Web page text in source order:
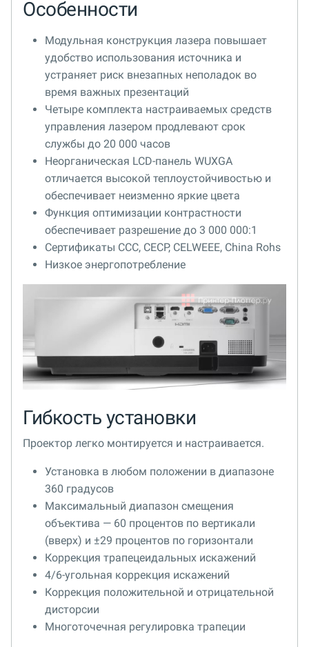
Особенности
Модульная конструкция лазера повышает
удобство использования источника и
устраняет риск внезапных неполадок во
время важных презентаций
Четыре комплекта настраиваемых средств
управления лазером продлевают срок
службы до 20 000 часов
Неорганическая LCD-панель WUXGA
отличается высокой теплоустойчивостью и
обеспечивает неизменно яркие цвета
Функция оптимизации контрастности
обеспечивает разрешение до 3 000 000:1
Сертификаты CCC, CECP, CELWEEE, China Rohs
Низкое энергопотребление
Гибкость установки
Проектор легко монтируется и настраивается.
Установка в любом положении в диапазоне
360 градусов
Максимальный диапазон смещения
объектива — 60 процентов по вертикали
(вверх) и ±29 процентов по горизонтали
Коррекция трапецеидальных искажений
4/6-угольная коррекция искажений
Коррекция положительной и отрицательной
дисторсии
Многоточечная регулировка трапеции